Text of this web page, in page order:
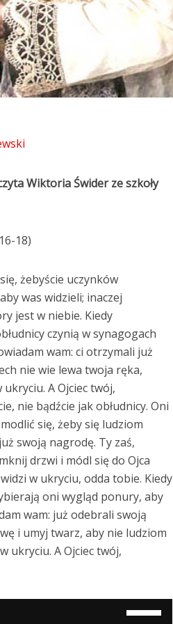
Wiktoria Świder ze szkoły
18)
żebyście uczynków
was widzieli; inaczej
jest w niebie. Kiedy
czynią w synagogach
wam: ci otrzymali już
nie wie lewa twoja ręka,
A Ojciec twój,
nie bądźcie jak obłudnicy. Oni
się, żeby się ludziom
swoją nagrodę. Ty zaś,
drzwi i módl się do Ojca
w ukryciu, odda tobie. Kiedy
oni wygląd ponury, aby
wam: już odebrali swoją
i umyj twarz, aby nie ludziom
ukryciu. A Ojciec twój,